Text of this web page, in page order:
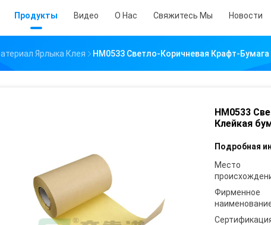
Продукты Видео О Нас Свяжитесь Мы Новости
Ярлыка Клея HM0533 Светло-Коричневая Крафт-
HM0533
Клейкая
Подробная
Место
Фирменное